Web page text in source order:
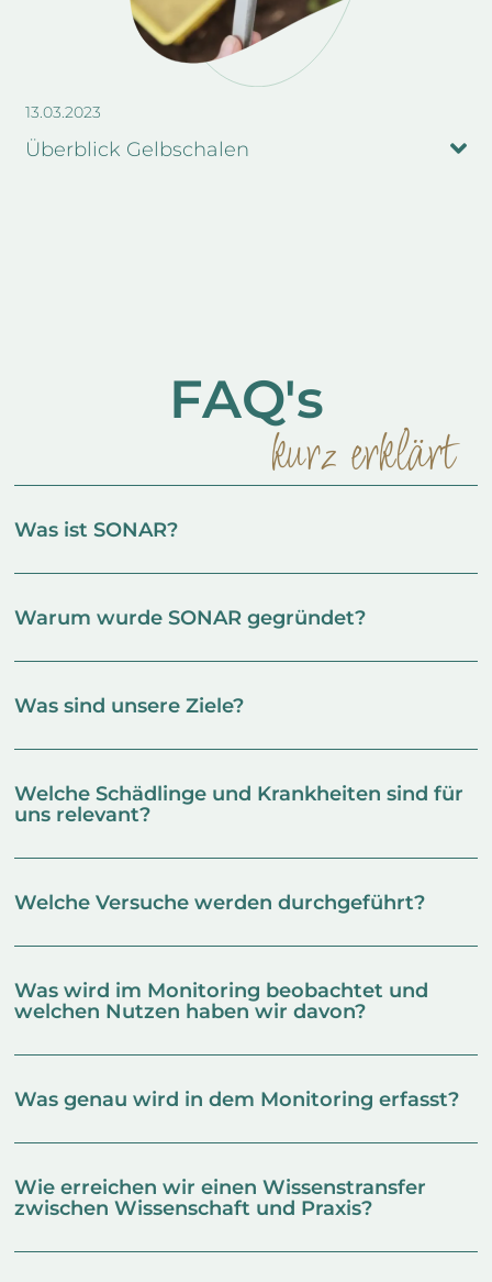
13.03.2023
Überblick Gelbschalen
FAQ's
kurz erklärt
Was ist SONAR?
Warum wurde SONAR gegründet?
Was sind unsere Ziele?
Welche Schädlinge und Krankheiten sind für
uns relevant?
Welche Versuche werden durchgeführt?
Was wird im Monitoring beobachtet und
welchen Nutzen haben wir davon?
Was genau wird in dem Monitoring erfasst?
Wie erreichen wir einen Wissenstransfer
zwischen Wissenschaft und Praxis?